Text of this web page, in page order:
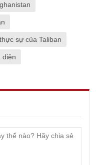
sự của Taliban
diện